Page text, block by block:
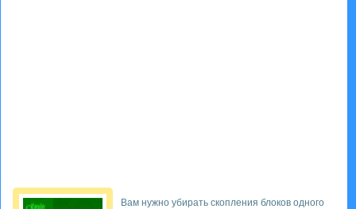
Вам нужно убирать скопления блоков одного